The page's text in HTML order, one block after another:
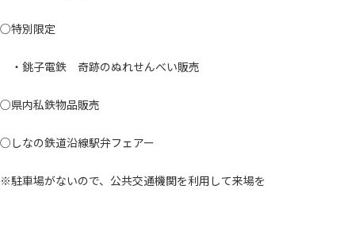
○特別限定
・銚子電鉄 奇跡のぬれせんべい販売
○県内私鉄物品販売
○しなの鉄道沿線駅弁フェアー
※駐車場がないので、公共交通機関を利用して来場を